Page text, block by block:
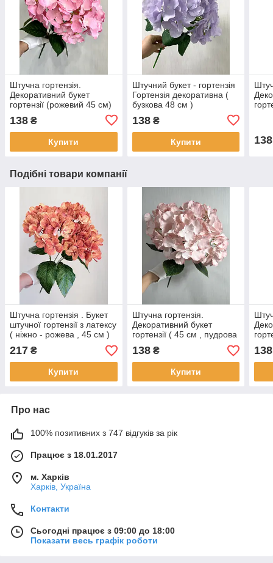
Штучна гортензія.
Декоративний букет
гортензії (рожевий 45 см)
138 ₴
Купити
Штучний букет - гортензія
Гортензія декоративна (
бузкова 48 см )
138₴
Купити 138
Подібні товари компанії
Штучна гортензія . Букет
штучної гортензії з латексу
( ніжно - рожева , 45 см )
217 ₴
Купити
Штучна гортензія.
Декоративний букет
гортензії ( 45 см , пудрова
)
138₴
Купити
см)
138
Про нас
100% позитивних з 747 відгуків за рік
Працює з 18.01.2017
м. Харків
Харків, Україна
Контакти
Сьогодні працює з 09:00 до 18:00
Показати весь графік роботи